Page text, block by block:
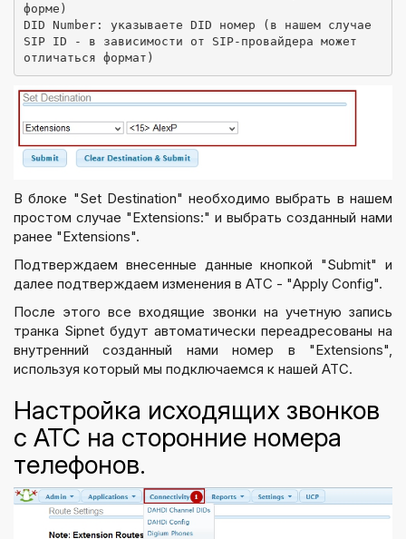
форме)
DID Number:
указываете DID номер (в нашем случае
SIP ID - в зависимости от SIP-провайдера может
отличаться формат)
В блоке "Set Destination" необходимо выбрать в нашем
простом случае "Extensions:" и выбрать созданный нами
ранее "Extensions".
Подтверждаем внесенные данные кнопкой "Submit" и
далее подтверждаем изменения в АТС - "Apply Config".
После этого все входящие звонки на учетную запись
транка Sipnet будут автоматически переадресованы на
внутренний созданный нами номер в "Extensions",
используя который мы подключаемся к нашей АТС.
Настройка исходящих звонков
с АТС на сторонние номера
телефонов.